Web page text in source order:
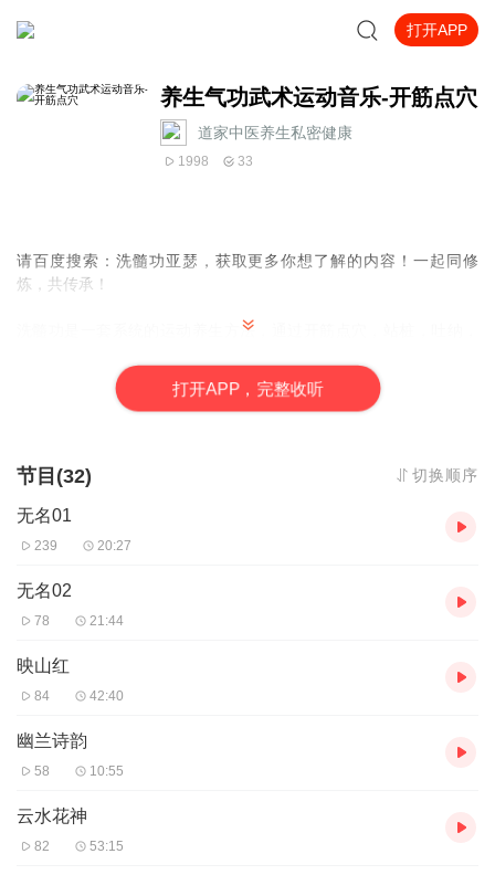
打开APP
养生气功武术运动音乐-开筋点穴
道家中医养生私密健康
1998 33
请百度搜索：洗髓功亚瑟，获取更多你想了解的内容！一起同修
炼，共传承！
洗髓功是一套系统的运动养生方法，通过开筋点穴，站桩，吐纳，
身体亚健康，对男女性专科问题会有很好的调理改善作用，也可以
起到慢的一个调理恢复辅助作用。
费学习养生运动）
感谢大家的收看，洗髓功、驻颜术、玉蛋功等属于古法运动养生。
不需要打针，不需要吃药，靠养生运动锻炼来改善身体的亚健康问
男性有性功能障碍，脱肛，肛裂，内外痔，尿失禁，肾亏引起的耳
鸣等症状的。
女性有月经不调、阴道松弛、妇科炎症、不孕不育、痛经失眠等症
状的。
或者有腰间盘突出、掉发、三高、失眠、便秘、身体体质差等症状
的。
可以加我的微信:2569009885，给你发送视频，邀请进群学习，免
费听公开课，课程详细介绍了关于洗髓功男性女性垂吊、驻颜术、
打开APP，完整收听
节目(32) 切换顺序
无名01
239 20:27
无名02
78 21:44
映山红
84 42:40
幽兰诗韵
58 10:55
云水花神
82 53:15